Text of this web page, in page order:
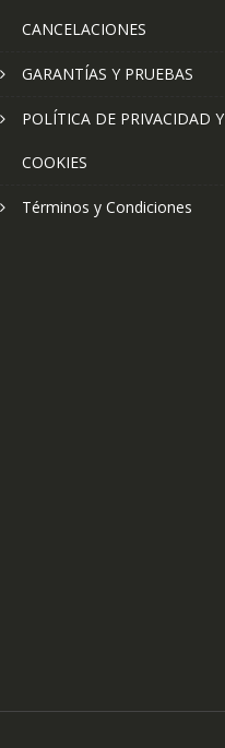
CANCELACIONES
GARANTÍAS Y PRUEBAS
POLÍTICA DE PRIVACIDAD Y
COOKIES
Términos y Condiciones